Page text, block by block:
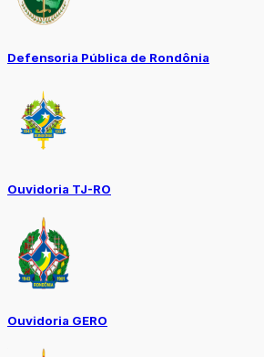
Defensoria Pública de Rondônia
Ouvidoria TJ-RO
Ouvidoria GERO